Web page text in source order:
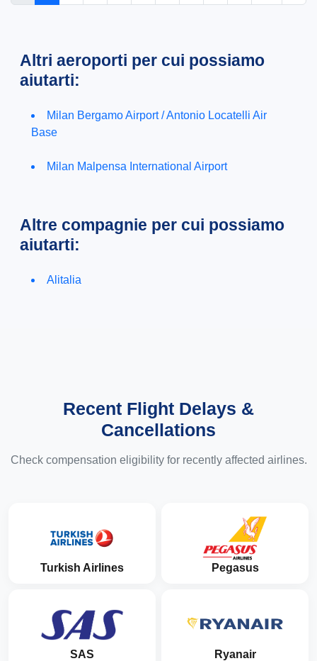
Altri aeroporti per cui possiamo
aiutarti:
Milan Bergamo Airport / Antonio Locatelli Air
Base
Milan Malpensa International Airport
Altre compagnie per cui possiamo
aiutarti:
Alitalia
Recent Flight Delays &
Cancellations
Check compensation eligibility for recently affected airlines.
Turkish Airlines Pegasus
SAS Ryanair